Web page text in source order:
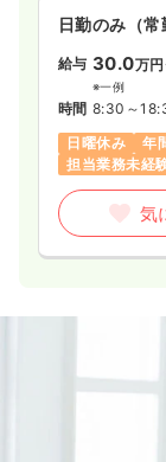
日勤のみ（常
給与 30.0万
※一例
時間 8:30～
日曜休み
年
担当業務未経
気